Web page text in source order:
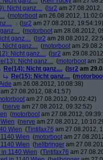
Nicht ganz.... ( lsr2 am
(motorboot am 26.08.2012,
( lsr2 am 27.08.2012, 19:54:19)
(motorboot am 28.08.2012,
ganz.... ( lsr2 am 28.08.2012,
Nicht ganz.... (motorboot am
Nicht ganz.... ( lsr2 am
Nicht ganz.... (motorboot am
Re(14): Nicht ganz.... ( lsr2 am
Re(15): Nicht ganz.... (
am 26.08.2012, 10:08:38)
am 27.08.2012, 08:41:57)
am 27.08.2012, 09:02:42)
(nerve am 27.08.2012, 09:32:52)
(motorboot am 27.08.2012,
(nerve am 27.08.2012,
Wien (Tintifax76 am 27.08.2012,
Wien (motorboot am
Wien (hellbringer am
1140 Wien (Tintifax76 am